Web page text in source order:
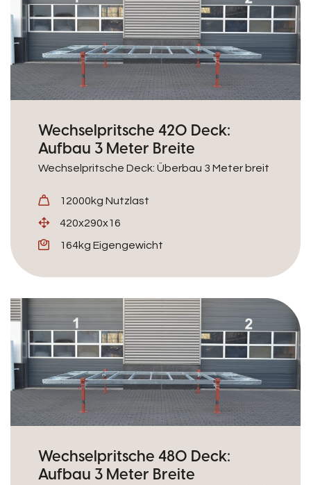
Wechselpritsche 420 Deck:
Aufbau 3 Meter Breite
Wechselpritsche Deck: Überbau 3 Meter breit
12000kg Nutzlast
420x290x16
164kg Eigengewicht
Wechselpritsche 480 Deck:
Aufbau 3 Meter Breite